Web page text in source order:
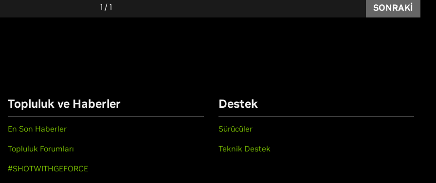
1 / 1 SONRAKI
Topluluk ve Haberler
En Son Haberler
Topluluk Forumları
#SHOTWITHGEFORCE
Destek
Sürücüler
Teknik Destek